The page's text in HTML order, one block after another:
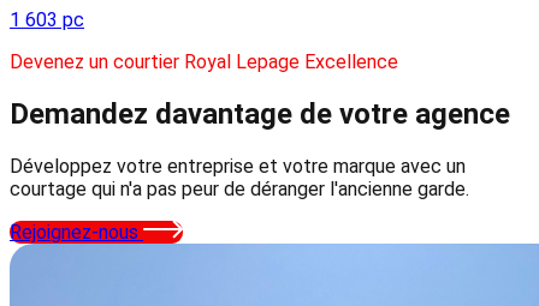
1 603 pc
Devenez un courtier Royal Lepage Excellence
Demandez davantage de votre agence
Développez votre entreprise et votre marque avec un
courtage qui n'a pas peur de déranger l'ancienne garde.
Rejoignez-nous